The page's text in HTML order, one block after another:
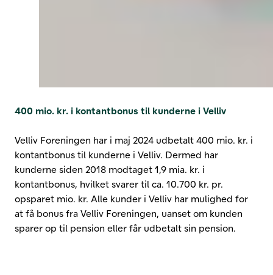
400 mio. kr. i kontantbonus til kunderne i Velliv
Velliv Foreningen har i maj 2024 udbetalt 400 mio. kr. i
kontantbonus til kunderne i Velliv. Dermed har
kunderne siden 2018 modtaget 1,9 mia. kr. i
kontantbonus, hvilket svarer til ca. 10.700 kr. pr.
opsparet mio. kr. Alle kunder i Velliv har mulighed for
at få bonus fra Velliv Foreningen, uanset om kunden
sparer op til pension eller får udbetalt sin pension.